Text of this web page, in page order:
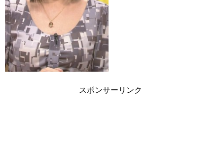
スポンサーリンク